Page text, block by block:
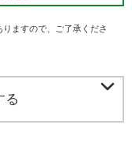
ますので、ご了承くださ
る 